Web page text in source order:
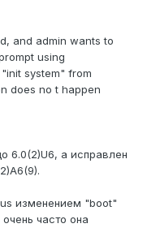
and admin wants to
using
system" from
does no t happen
6.0(2)U6, а исправлен
изменением "boot"
часто она